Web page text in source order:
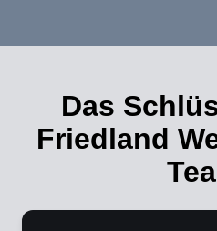
Das
Friedland